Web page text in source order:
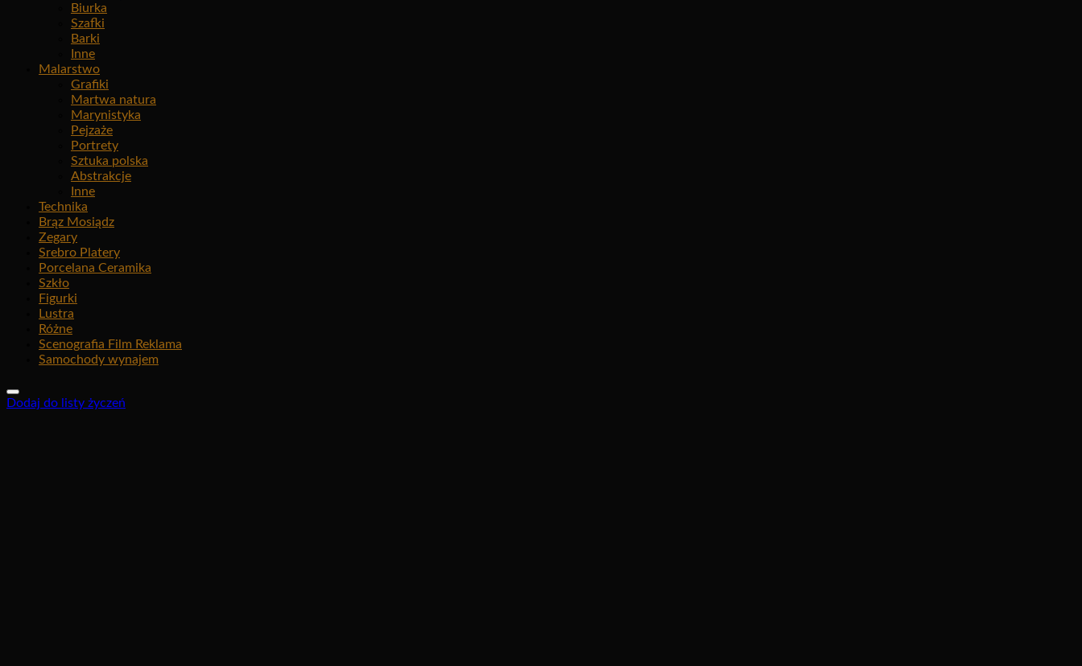
Biurka
Szafki
Barki
Inne
Malarstwo
Grafiki
Martwa natura
Marynistyka
Pejzaże
Portrety
Sztuka polska
Abstrakcje
Inne
Technika
Brąz Mosiądz
Zegary
Srebro Platery
Porcelana Ceramika
Szkło
Figurki
Lustra
Różne
Scenografia Film Reklama
Samochody wynajem
Dodaj do listy życzeń